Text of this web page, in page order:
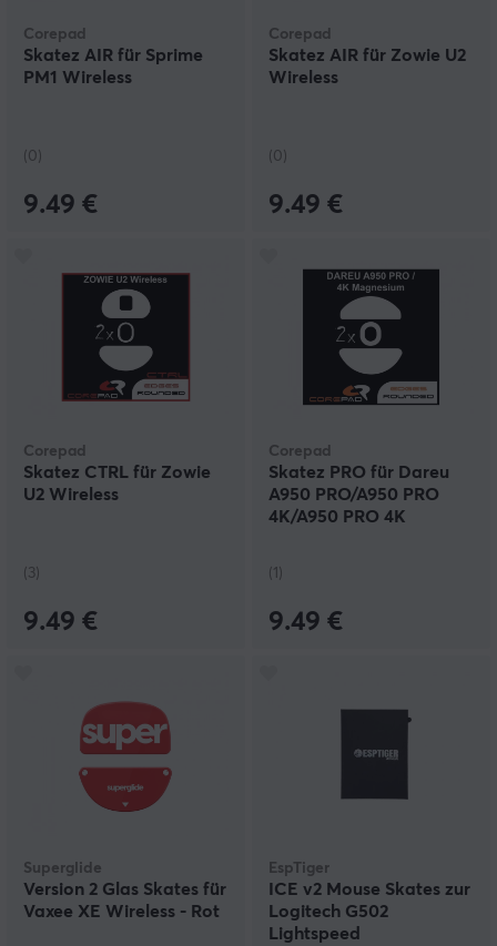
Corepad
Skatez AIR für Sprime
PM1 Wireless
(0)
9.49 €
Corepad
Skatez AIR für Zowie U2
Wireless
(0)
9.49 €
Corepad
Skatez CTRL für Zowie
U2 Wireless
(3)
9.49 €
Corepad
Skatez PRO für Dareu
A950 PRO/A950 PRO
4K/A950 PRO 4K
(1)
9.49 €
Superglide
Version 2 Glas Skates für
Vaxee XE Wireless - Rot
EspTiger
ICE v2 Mouse Skates zur
Logitech G502
Lightspeed